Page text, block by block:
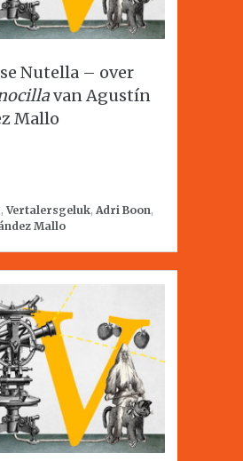
Nutella – over
van Agustín
Mallo
,Vertalersgeluk, Adri Boon,
Mallo